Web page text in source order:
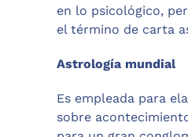
en lo psicológico,
el término de carta
Astrología mundial
Es empleada para
sobre